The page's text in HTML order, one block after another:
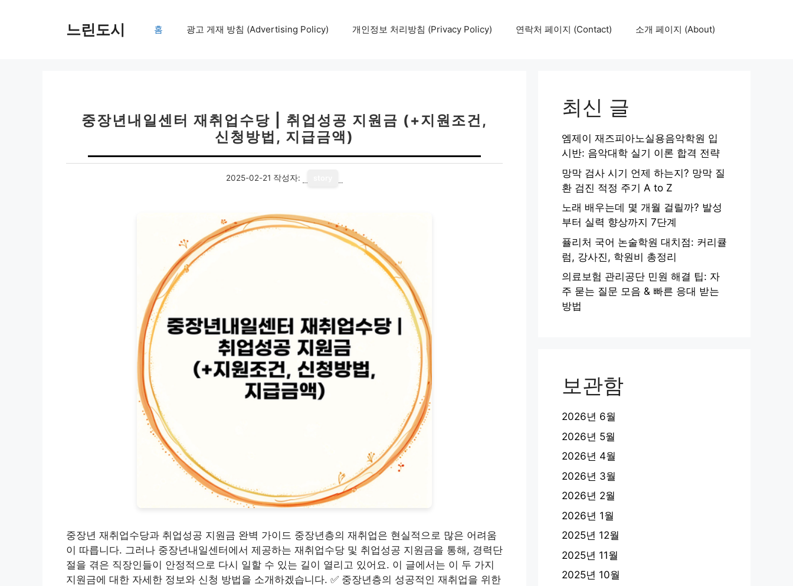
느린도시 홈 광고 게재 방침 (Advertising Policy) 개인정보 처리방침 (Privacy Policy) 연락처 페이지 (Contact) 소개 페이지 (About)
중장년내일센터 재취업수당 | 취업성공 지원금 (+지원조건,
신청방법, 지급금액)
2025-02-21 작성자:
중장년 재취업수당과 취업성공 지원금 완벽 가이드 중장년층의 재취업은 현실적으로 많은 어려움
이 따릅니다. 그러나 중장년내일센터에서 제공하는 재취업수당 및 취업성공 지원금을 통해, 경력단
절을 겪은 직장인들이 안정적으로 다시 일할 수 있는 길이 열리고 있어요. 이 글에서는 이 두 가지
지원금에 대한 자세한 정보와 신청 방법을 소개하겠습니다. ✅ 중장년층의 성공적인 재취업을 위한
최신 글
엠제이 재즈피아노실용음악학원 입
시반: 음악대학 실기 이론 합격 전략
망막 검사 시기 언제 하는지? 망막 질
환 검진 적정 주기 A to Z
노래 배우는데 몇 개월 걸릴까? 발성
부터 실력 향상까지 7단계
퓰리처 국어 논술학원 대치점: 커리큘
럼, 강사진, 학원비 총정리
의료보험 관리공단 민원 해결 팁: 자
주 묻는 질문 모음 & 빠른 응대 받는
방법
보관함
2026년 6월
2026년 5월
2026년 4월
2026년 3월
2026년 2월
2026년 1월
2025년 12월
2025년 11월
2025년 10월